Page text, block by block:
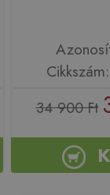
34 900 Ft